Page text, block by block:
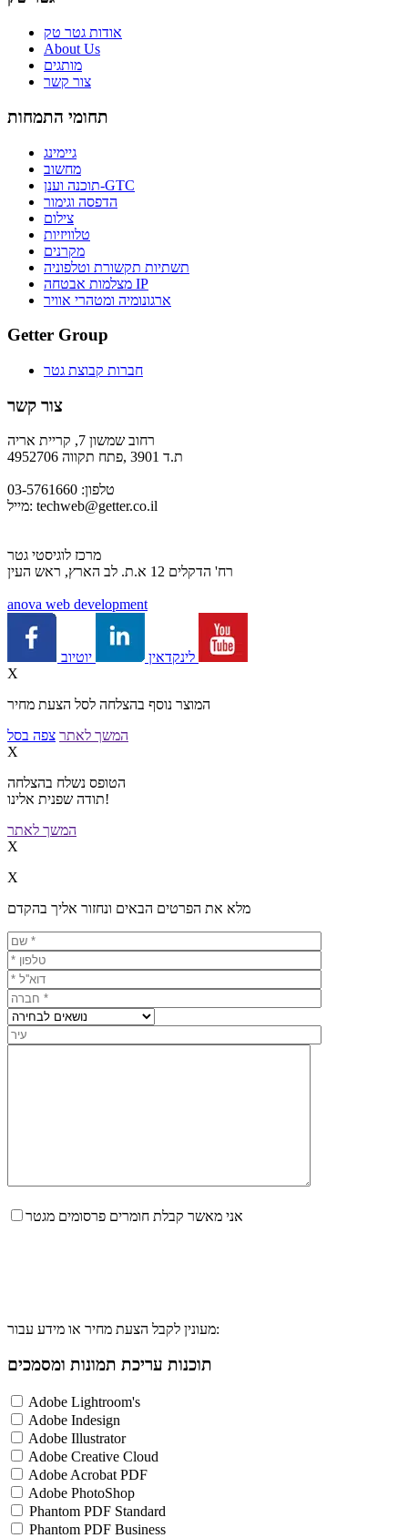
אודות גטר טק
About Us
מותגים
צור קשר
תחומי התמחות
גיימינג
מחשוב
תוכנה וענן-GTC
הדפסה וגימור
צילום
טלוויזיות
מקרנים
תשתיות תקשורת וטלפוניה
מצלמות אבטחה IP
ארגונומיה ומטהרי אוויר
Getter Group
חברות קבוצת גטר
צור קשר
רחוב שמשון 7, קריית אריה
ת.ד 3901 ,פתח תקווה 4952706
טלפון: 03-5761660
מייל: techweb@getter.co.il
מרכז לוגיסטי גטר
רח' הדקלים 12 א.ת. לב הארץ, ראש העין
anova web development
לינקדאין
X
המוצר נוסף בהצלחה לסל הצעת מחיר
המשך לאתר צפה בסל
X
הטופס נשלח בהצלחה
תודה שפנית אלינו!
המשך לאתר
X
X
מלא את הפרטים הבאים ונחזור אליך בהקדם
אני מאשר קבלת חומרים פרסומים מגטר
מעונין לקבל הצעת מחיר או מידע עבור:
תוכנות עריכת תמונות ומסמכים
Adobe Lightroom's
Adobe Indesign
Adobe Illustrator
Adobe Creative Cloud
Adobe Acrobat PDF
Adobe PhotoShop
Phantom PDF Standard
Phantom PDF Business